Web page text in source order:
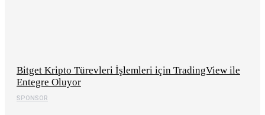
SPONSOR
Bitget Kripto Türevleri İşlemleri için TradingView ile
Entegre Oluyor